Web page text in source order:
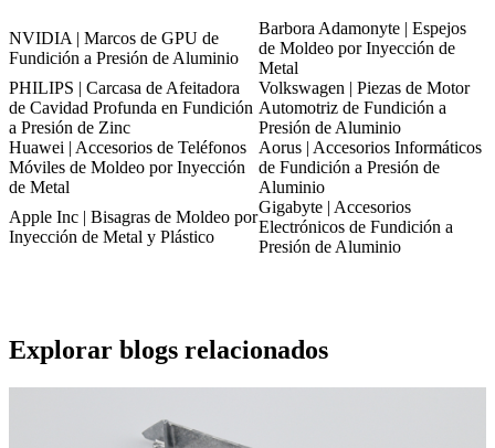
NVIDIA | Marcos de GPU de
Fundición a Presión de Aluminio
Barbora Adamonyte | Espejos
de Moldeo por Inyección de
Metal
PHILIPS | Carcasa de Afeitadora
de Cavidad Profunda en Fundición
a Presión de Zinc
Volkswagen | Piezas de Motor
Automotriz de Fundición a
Presión de Aluminio
Huawei | Accesorios de Teléfonos
Móviles de Moldeo por Inyección
de Metal
Aorus | Accesorios Informáticos
de Fundición a Presión de
Aluminio
Apple Inc | Bisagras de Moldeo por
Inyección de Metal y Plástico
Gigabyte | Accesorios
Electrónicos de Fundición a
Presión de Aluminio
Explorar blogs relacionados